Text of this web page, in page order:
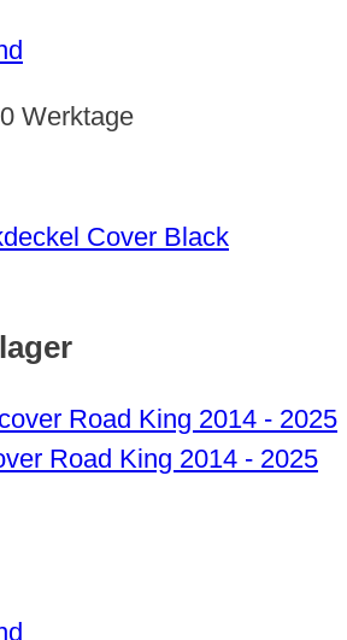
Werktage
Cover Black
Road King 2014 - 2025